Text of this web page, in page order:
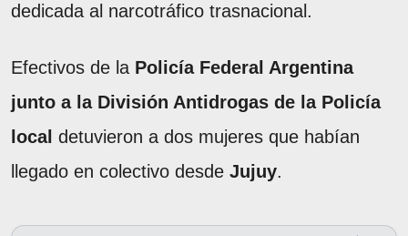
dedicada al narcotráfico trasnacional.
Efectivos de la Policía Federal Argentina
junto a la División Antidrogas de la Policía
local detuvieron a dos mujeres que habían
llegado en colectivo desde Jujuy.